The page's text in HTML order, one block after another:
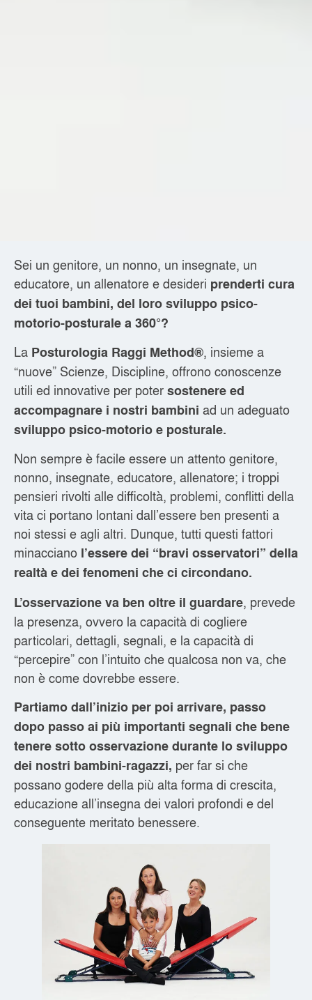
Sei un genitore, un nonno, un insegnate, un
educatore, un allenatore e desideri prenderti cura
dei tuoi bambini, del loro sviluppo psico-
motorio-posturale a 360°?
La Posturologia Raggi Method®, insieme a
“nuove” Scienze, Discipline, offrono conoscenze
utili ed innovative per potersostenere ed
accompagnare i nostri bambini ad un adeguato
sviluppo psico-motorio e posturale.
Non sempre è facile essere un attento genitore,
nonno, insegnate, educatore, allenatore; i troppi
pensieri rivolti alle difficoltà, problemi, conflitti della
vita ci portano lontani dall’essere ben presenti a
noi stessi e agli altri. Dunque, tutti questi fattori
minacciano l’essere dei “bravi osservatori” della
realtà e dei fenomeni che ci circondano.
L’osservazione va ben oltre il guardare, prevede
la presenza, ovvero la capacità di cogliere
particolari, dettagli, segnali, e la capacità di
“percepire” con l’intuito che qualcosa non va, che
non è come dovrebbe essere.
Partiamo dall’inizio per poi arrivare, passo
dopo passo ai più importanti segnali che bene
tenere sotto osservazione durante lo sviluppo
dei nostri bambini-ragazzi, per far si che
possano godere della più alta forma di crescita,
educazione all’insegna dei valori profondi e del
conseguente meritato benessere.